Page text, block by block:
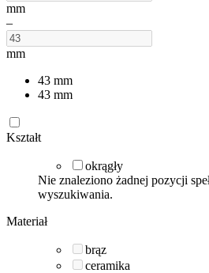
mm
–
mm
43 mm
43 mm
Kształt
okrągły
Nie znaleziono żadnej pozycji
wyszukiwania.
Materiał
brąz
ceramika